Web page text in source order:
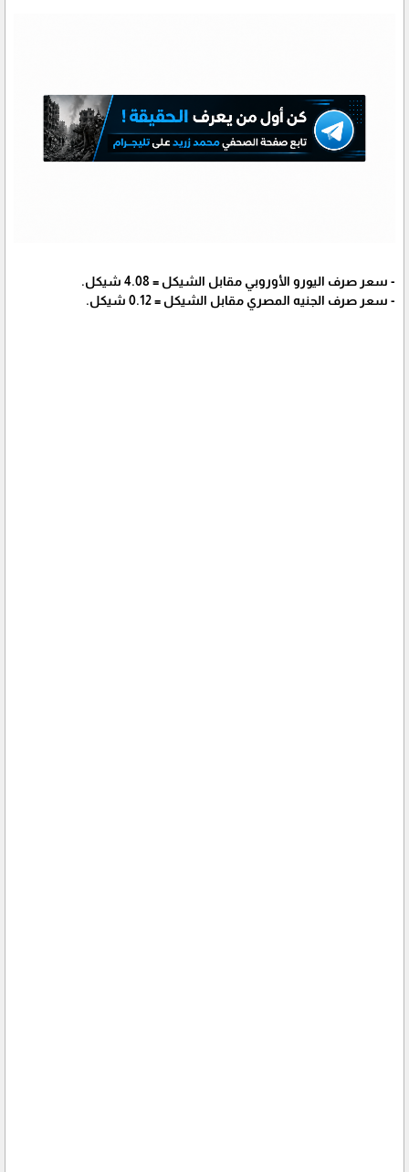
- سعر صرف اليورو الأوروبي مقابل الشيكل = 4.08 شيكل.
- سعر صرف الجنيه المصري مقابل الشيكل = 0.12 شيكل.